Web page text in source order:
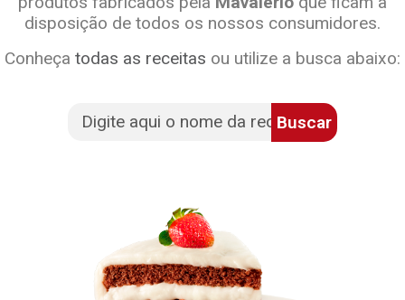
disposição de todos os nossos consumidores.
Conheça todas as receitas ou utilize a busca abaixo:
Buscar